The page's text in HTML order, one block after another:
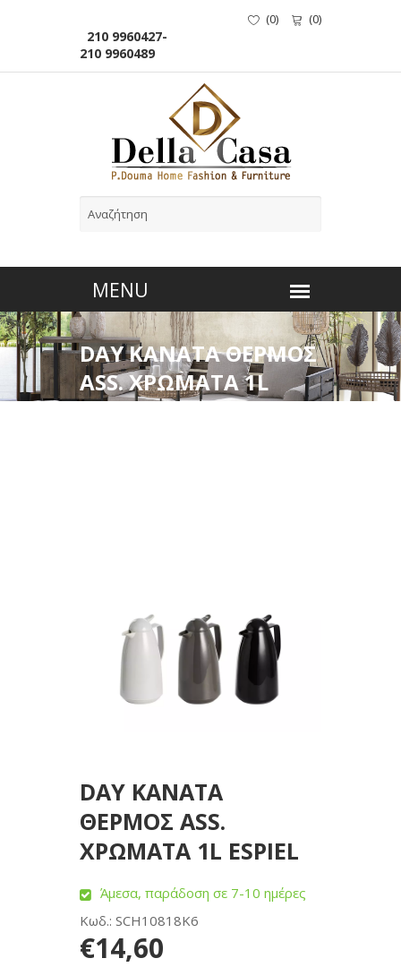
210 9960427-
210 9960489
(0) (0)
DAY ΚΑΝΑΤΑ ΘΕΡΜΟΣ
ASS. ΧΡΩΜΑΤΑ 1L
DAY ΚΑΝΑΤΑ
ΘΕΡΜΟΣ ASS.
ΧΡΩΜΑΤΑ 1L ESPIEL
Άμεσα, παράδοση σε 7-10 ημέρες
Κωδ.: SCH10818K6
€14,60